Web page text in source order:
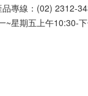
專線：(02)
~星期五上午10:30-